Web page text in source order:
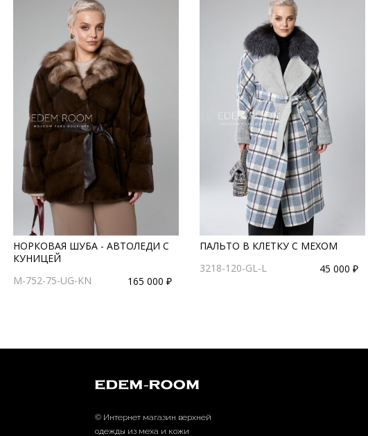
НОРКОВАЯ ШУБА - АВТОЛЕДИ С
КУНИЦЕЙ
M-752-75-UG-KN
165 000 ₽
ПАЛЬТО В КЛЕТКУ С МЕХОМ
3218-120-GL-L
45 000 ₽
© Интернет магазин верхней
одежды из меха и кожи